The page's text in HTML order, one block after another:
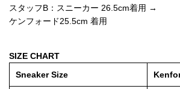
スタッフB：スニーカー 26.5cm着用 →
ケンフォード25.5cm 着用
SIZE CHART
Sneaker Size